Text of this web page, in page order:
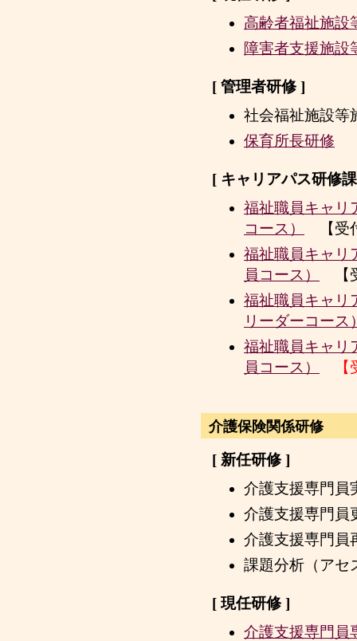
高齢者福祉施設
障害者支援施設
[ 管理者研修 ]
社会福祉施設等
保育所長研修
[ キャリアパス研修
福祉職員キャリ
コース）
【受
福祉職員キャリ
員コース）
【
福祉職員キャリ
リーダーコース
福祉職員キャリ
員コース）
介護保険関係研修
[ 新任研修 ]
介護支援専門員
介護支援専門員
介護支援専門員
課題分析（アセ
[ 現任研修 ]
介護支援専門員